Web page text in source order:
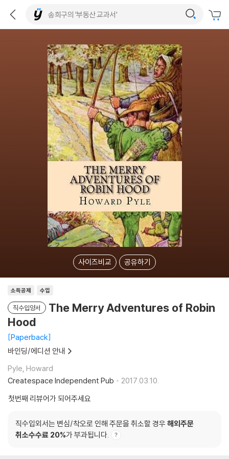
사이즈비교 공유하기
소득공제 수입
직수입양서
The Merry Adventures of Robin
Hood
Paperback
바인딩/에디션 안내
Pyle, Howard
Createspace Independent Pub
2017.03.10.
첫번째 리뷰어가 되어주세요
직수입외서는 변심/착오로 인해 주문을 취소할 경우 해외주문
취소수수료 20%가 부과됩니다.